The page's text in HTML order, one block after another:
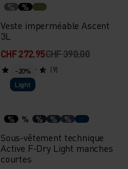
% %
Veste imperméable Ascent
3L
CHF 272.95CHF 390.00
(9)
-20%
Light
% % % % %
Sous-vêtement technique
Active F-Dry Light manches
courtes